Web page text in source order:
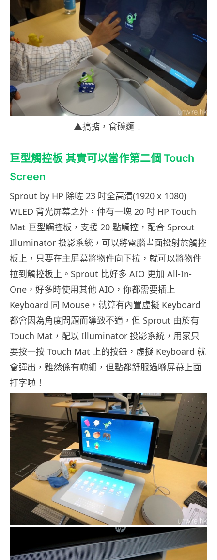
▲搞掂，食碗麵！
巨型觸控板 其實可以當作第二個 Touch
Screen
Sprout by HP 除咗 23 吋全高清(1920 x 1080)
WLED 背光屏幕之外，仲有一塊 20 吋 HP Touch
Mat 巨型觸控板，支援 20 點觸控，配合 Sprout
Illuminator 投影系統，可以將電腦畫面投射於觸控
板上，只要在主屏幕將物件向下拉，就可以將物件
拉到觸控板上。Sprout 比好多 AIO 更加 All-In-
One，好多時使用其他 AIO，你都需要插上
Keyboard 同 Mouse，就算有內置虛擬 Keyboard
都會因為角度問題而導致不適，但 Sprout 由於有
Touch Mat，配以 Illuminator 投影系統，用家只
要按一按 Touch Mat 上的按鈕，虛擬 Keyboard 就
會彈出，雖然係有啲細，但點都舒服過喺屏幕上面
打字啦！